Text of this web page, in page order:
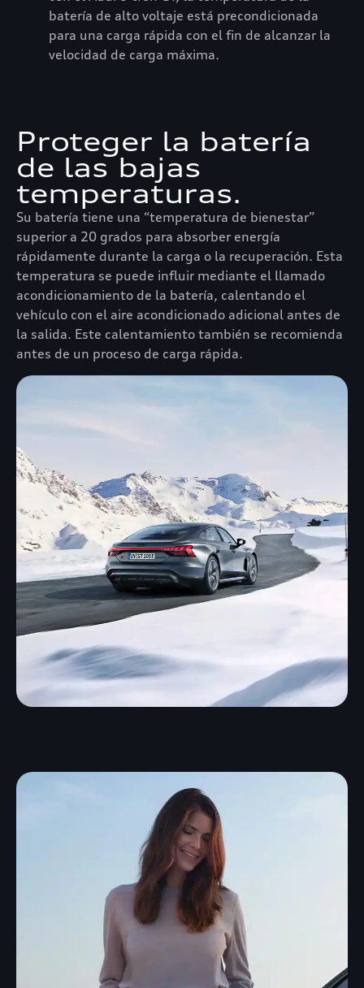
batería de alto voltaje está precondicionada
para una carga rápida con el fin de alcanzar la
velocidad de carga máxima.
Proteger la batería
de las bajas
temperaturas.
Su batería tiene una “temperatura de bienestar”
superior a 20 grados para absorber energía
rápidamente durante la carga o la recuperación. Esta
temperatura se puede influir mediante el llamado
acondicionamiento de la batería, calentando el
vehículo con el aire acondicionado adicional antes de
la salida. Este calentamiento también se recomienda
antes de un proceso de carga rápida.